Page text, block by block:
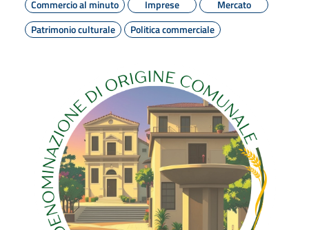
Commercio al minuto
Imprese
Mercato
Patrimonio culturale
Politica commerciale